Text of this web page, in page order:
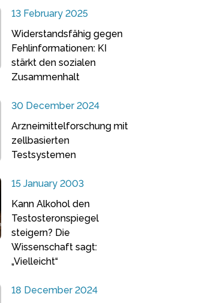
13 February 2025
Widerstandsfähig gegen
Fehlinformationen: KI
stärkt den sozialen
Zusammenhalt
30 December 2024
Arzneimittelforschung mit
zellbasierten
Testsystemen
15 January 2003
Kann Alkohol den
Testosteronspiegel
steigern? Die
Wissenschaft sagt:
„Vielleicht“
18 December 2024